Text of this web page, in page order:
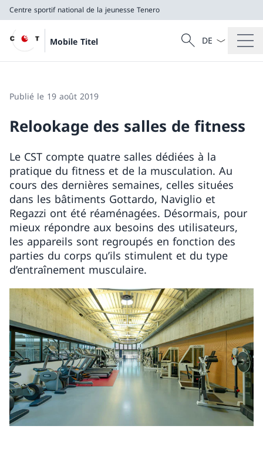
Centre sportif national de la jeunesse Tenero
Mobile Titel
Recherche
Recherche
La langue
Publié le 19 août 2019
Relookage des salles de fitness
Le CST compte quatre salles dédiées à la
pratique du fitness et de la musculation. Au
cours des dernières semaines, celles situées
dans les bâtiments Gottardo, Naviglio et
Regazzi ont été réaménagées. Désormais, pour
mieux répondre aux besoins des utilisateurs,
les appareils sont regroupés en fonction des
parties du corps qu’ils stimulent et du type
d’entraînement musculaire.